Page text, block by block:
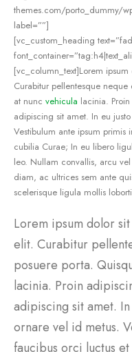
themes.com/porto_dummy/
label=””]
[vc_custom_heading
[vc_column_text]Lorem
Curabitur pellentesque
at nunc vehicula lacinia.
adipiscing sit amet. In eu
Vestibulum ante ipsum primis
cubilia Curae; In eu libero
leo. Nullam convallis, arcu
diam, ac ultrices sem ante
scelerisque ligula mollis
Lorem ipsum dolor
elit. Curabitur
posuere porta.
lacinia. Proin
adipiscing sit amet.
ornare vel id metus.
faucibus orci luctus